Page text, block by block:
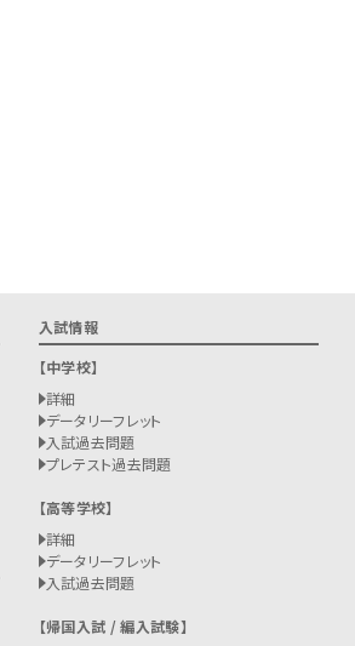
入試情報
中学校
詳細
データリーフレット
入試過去問題
プレテスト過去問題
高等学校
詳細
データリーフレット
入試過去問題
帰国入試 / 編入試験